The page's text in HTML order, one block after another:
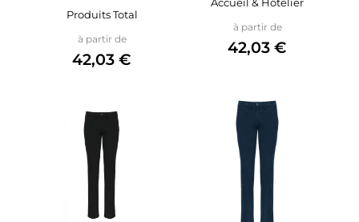
Produits Total
à partir dePrix
42,03 €
à partir dePrix
42,03 €